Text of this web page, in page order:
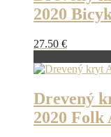
2020
27.50 €
Drevený
2020 Folk